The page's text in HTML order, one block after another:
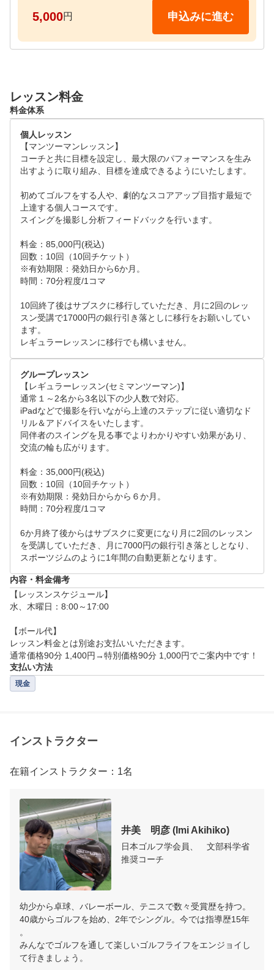
・クラブの握り方、スイングの方法の解説
・ビデオ撮影によるご本人のショットの解説と修正方
法説明
【レッスンスケジュール】
※お客様のご希望とスクールの空き状況に合わせてご
予約可能です。
※ご予約お申込みの際は、なるべく複数日候補頂けま
5,000円 申込みに進む
レッスン料金
料金体系
個人レッスン
【マンツーマンレッスン】
コーチと共に目標を設定し、最大限のパフォーマンスを生み
出すように取り組み、目標を達成できるようにいたします。
初めてゴルフをする人や、劇的なスコアアップ目指す最短で
上達する個人コースです。
スイングを撮影し分析フィードバックを行います。
料金：85,000円(税込)
回数：10回（10回チケット）
※有効期限：発効日から6か月。
時間：70分程度/1コマ
10回終了後はサブスクに移行していただき、月に2回のレッ
スン受講で17000円の銀行引き落としに移行をお願いしてい
ます。
レギュラーレッスンに移行でも構いません。
グループレッスン
【レギュラーレッスン(セミマンツーマン)】
通常１～2名から3名以下の少人数で対応。
iPadなどで撮影を行いながら上達のステップに従い適切なド
リル＆アドバイスをいたします。
同伴者のスイングを見る事でよりわかりやすい効果があり、
交流の輪も広がります。
料金：35,000円(税込)
回数：10回（10回チケット）
※有効期限：発効日からから６か月。
時間：70分程度/1コマ
6か月終了後からはサブスクに変更になり月に2回のレッスン
を受講していただき、月に7000円の銀行引き落としとなり、
スポーツジムのように1年間の自動更新となります。
内容・料金備考
【レッスンスケジュール】
水、木曜日：8:00～17:00
【ボール代】
レッスン料金とは別途お支払いいただきます。
通常価格90分 1,400円→特別価格90分 1,000円でご案内中です！
支払い方法
現金
インストラクター
在籍インストラクター：1名
井美　明彦 (Imi Akihiko)
日本ゴルフ学会員、　文部科学省
推奨コーチ
幼少から卓球、バレーボール、テニスで数々受賞歴を持つ。
40歳からゴルフを始め、2年でシングル。今では指導歴15年
。
みんなでゴルフを通して楽しいゴルフライフをエンジョイし
て行きましょう。